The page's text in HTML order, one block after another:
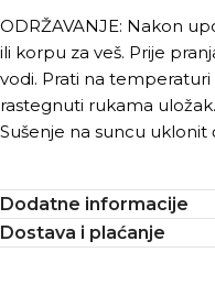
ODRŽAVANJE: Nakon
ili korpu za veš. Prije
vodi. Prati na temperaturi
rastegnuti rukama uložak.
Sušenje na suncu uklonit
Dodatne informacije
Dostava i plaćanje